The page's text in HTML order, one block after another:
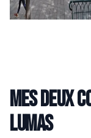
Mes deux
Lumas